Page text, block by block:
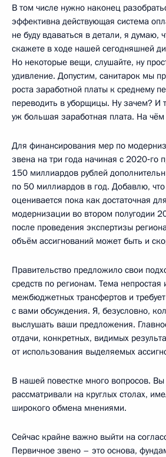
В том числе нужно наконец
эффективна действующая система
не буду вдаваться в детали, я думаю,
скажете в ходе нашей сегодняшней
Но некоторые вещи, слушайте, ну
удивление. Допустим, санитарок мы
роста заработной платы к среднему
переводить в уборщицы. Ну зачем? И
уж большая заработная плата. На
Для финансирования мер по
звена на три года начиная с 2020‑го
150 миллиардов рублей
по 50 миллиардов в год. Добавлю,
оценивается пока как достаточная
модернизации во втором полугодии
после проведения экспертизы
объём ассигнований может быть и
Правительство предложило свои
средств по регионам. Тема непростая
межбюджетных трансфертов и
с вами обсуждения. Я, безусловно,
выслушать ваши предложения.
отдачи, конкретных, видимых
от использования выделяемых
В нашей повестке много вопросов.
рассматривали на круглых столах,
широкого обмена мнениями.
Сейчас крайне важно выйти на
Первичное звено – это основа,